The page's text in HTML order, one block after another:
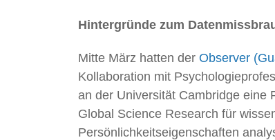
Hintergründe zum
Mitte März hatten der Observer
Kollaboration mit
an der Universität Cambridge eine
Global Science Research für
Persönlichkeitseigenschaften